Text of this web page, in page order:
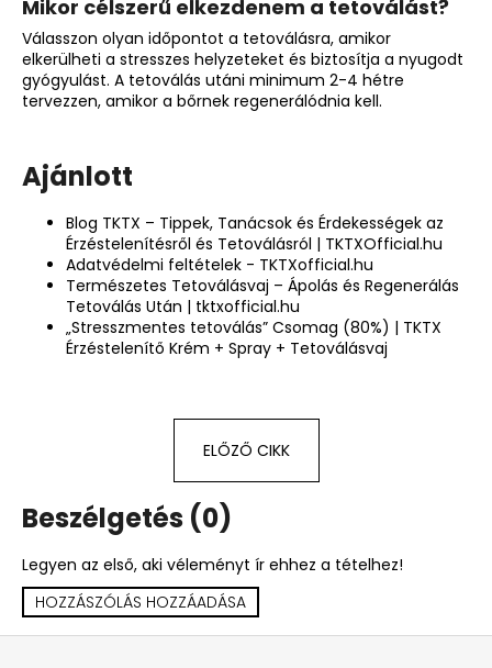
Mikor célszerű elkezdenem a tetoválást?
Válasszon olyan időpontot a tetoválásra, amikor
elkerülheti a stresszes helyzeteket és biztosítja a nyugodt
gyógyulást. A tetoválás utáni minimum 2-4 hétre
tervezzen, amikor a bőrnek regenerálódnia kell.
Ajánlott
Blog TKTX – Tippek, Tanácsok és Érdekességek az
Érzéstelenítésről és Tetoválásról | TKTXOfficial.hu
Adatvédelmi feltételek - TKTXofficial.hu
Természetes Tetoválásvaj – Ápolás és Regenerálás
Tetoválás Után | tktxofficial.hu
„Stresszmentes tetoválás” Csomag (80%) | TKTX
Érzéstelenítő Krém + Spray + Tetoválásvaj
ELŐZŐ CIKK
Beszélgetés (0)
Legyen az első, aki véleményt ír ehhez a tételhez!
HOZZÁSZÓLÁS HOZZÁADÁSA
L